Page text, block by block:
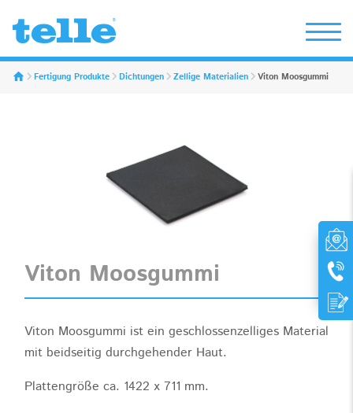
Erwin Telle GmbH
Fertigung Produkte Dichtungen Zellige Materialien Viton Moosgummi
Viton Moosgummi
Viton Moosgummi ist ein geschlossenzelliges Material
mit beidseitig durchgehender Haut.
Plattengröße ca. 1422 x 711 mm.